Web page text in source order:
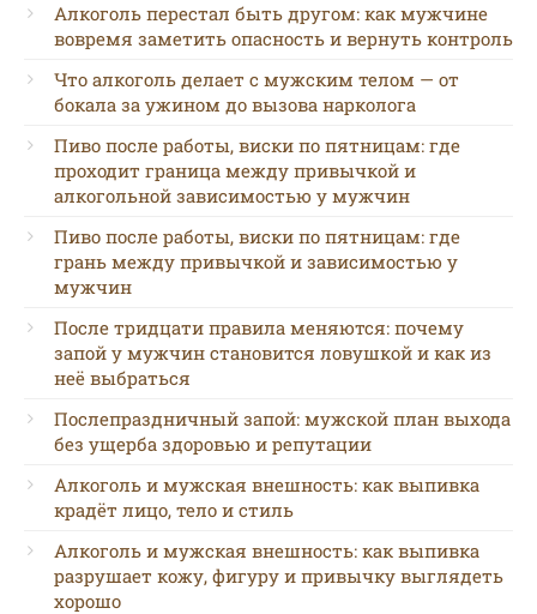
Алкоголь перестал быть другом: как мужчине
вовремя заметить опасность и вернуть контроль
Что алкоголь делает с мужским телом — от
бокала за ужином до вызова нарколога
Пиво после работы, виски по пятницам: где
проходит граница между привычкой и
алкогольной зависимостью у мужчин
Пиво после работы, виски по пятницам: где
грань между привычкой и зависимостью у
мужчин
После тридцати правила меняются: почему
запой у мужчин становится ловушкой и как из
неё выбраться
Послепраздничный запой: мужской план выхода
без ущерба здоровью и репутации
Алкоголь и мужская внешность: как выпивка
крадёт лицо, тело и стиль
Алкоголь и мужская внешность: как выпивка
разрушает кожу, фигуру и привычку выглядеть
хорошо